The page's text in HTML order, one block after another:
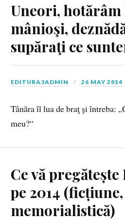
Uneori,
mânioşi,
supăraţi ce
EDITURA3ADMIN 26 MAY 2014
Tânăra îl lua de braţ şi întreba:
meu?“
Ce vă
pe 2014 (ficțiune,
memorialistică)